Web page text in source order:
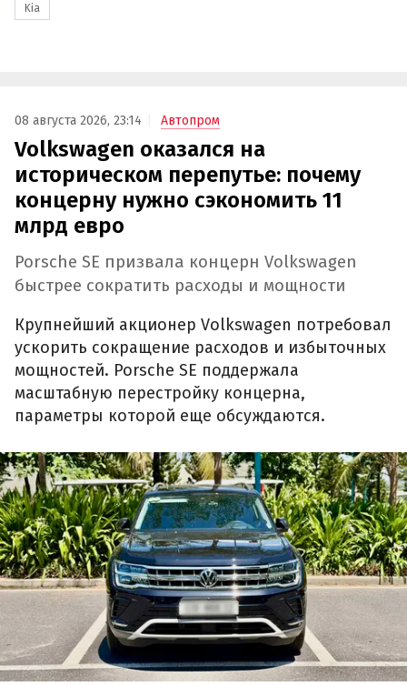
Kia
08 августа 2026, 23:14 Автопром
Volkswagen оказался на
историческом перепутье: почему
концерну нужно сэкономить 11
млрд евро
Porsche SE призвала концерн Volkswagen
быстрее сократить расходы и мощности
Крупнейший акционер Volkswagen потребовал
ускорить сокращение расходов и избыточных
мощностей. Porsche SE поддержала
масштабную перестройку концерна,
параметры которой еще обсуждаются.